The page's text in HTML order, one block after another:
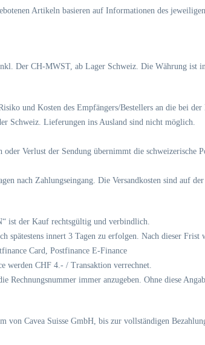
Artikeln basieren auf Informationen des
Der CH-MWST, ab Lager Schweiz. Die Währung ist
und Kosten des Empfängers/Bestellers an die bei
Schweiz. Lieferungen ins Ausland sind nicht möglich.
Verlust der Sendung übernimmt die schweizerische
nach Zahlungseingang. Die Versandkosten sind auf
ist der Kauf rechtsgültig und verbindlich.
spätestens innert 3 Tagen zu erfolgen. Nach dieser
Card, Postfinance E-Finance
werden CHF 4.- / Transaktion verrechnet.
Rechnungsnummer immer anzugeben. Ohne diese
von Cavea Suisse GmbH, bis zur vollständigen